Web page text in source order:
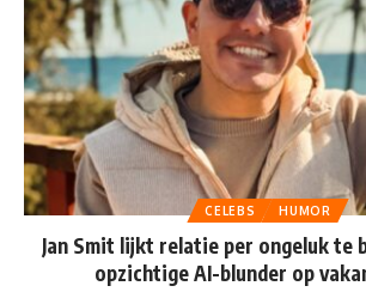
CELEBS HUMOR
Jan Smit lijkt relatie per ongeluk te
opzichtige AI-blunder op